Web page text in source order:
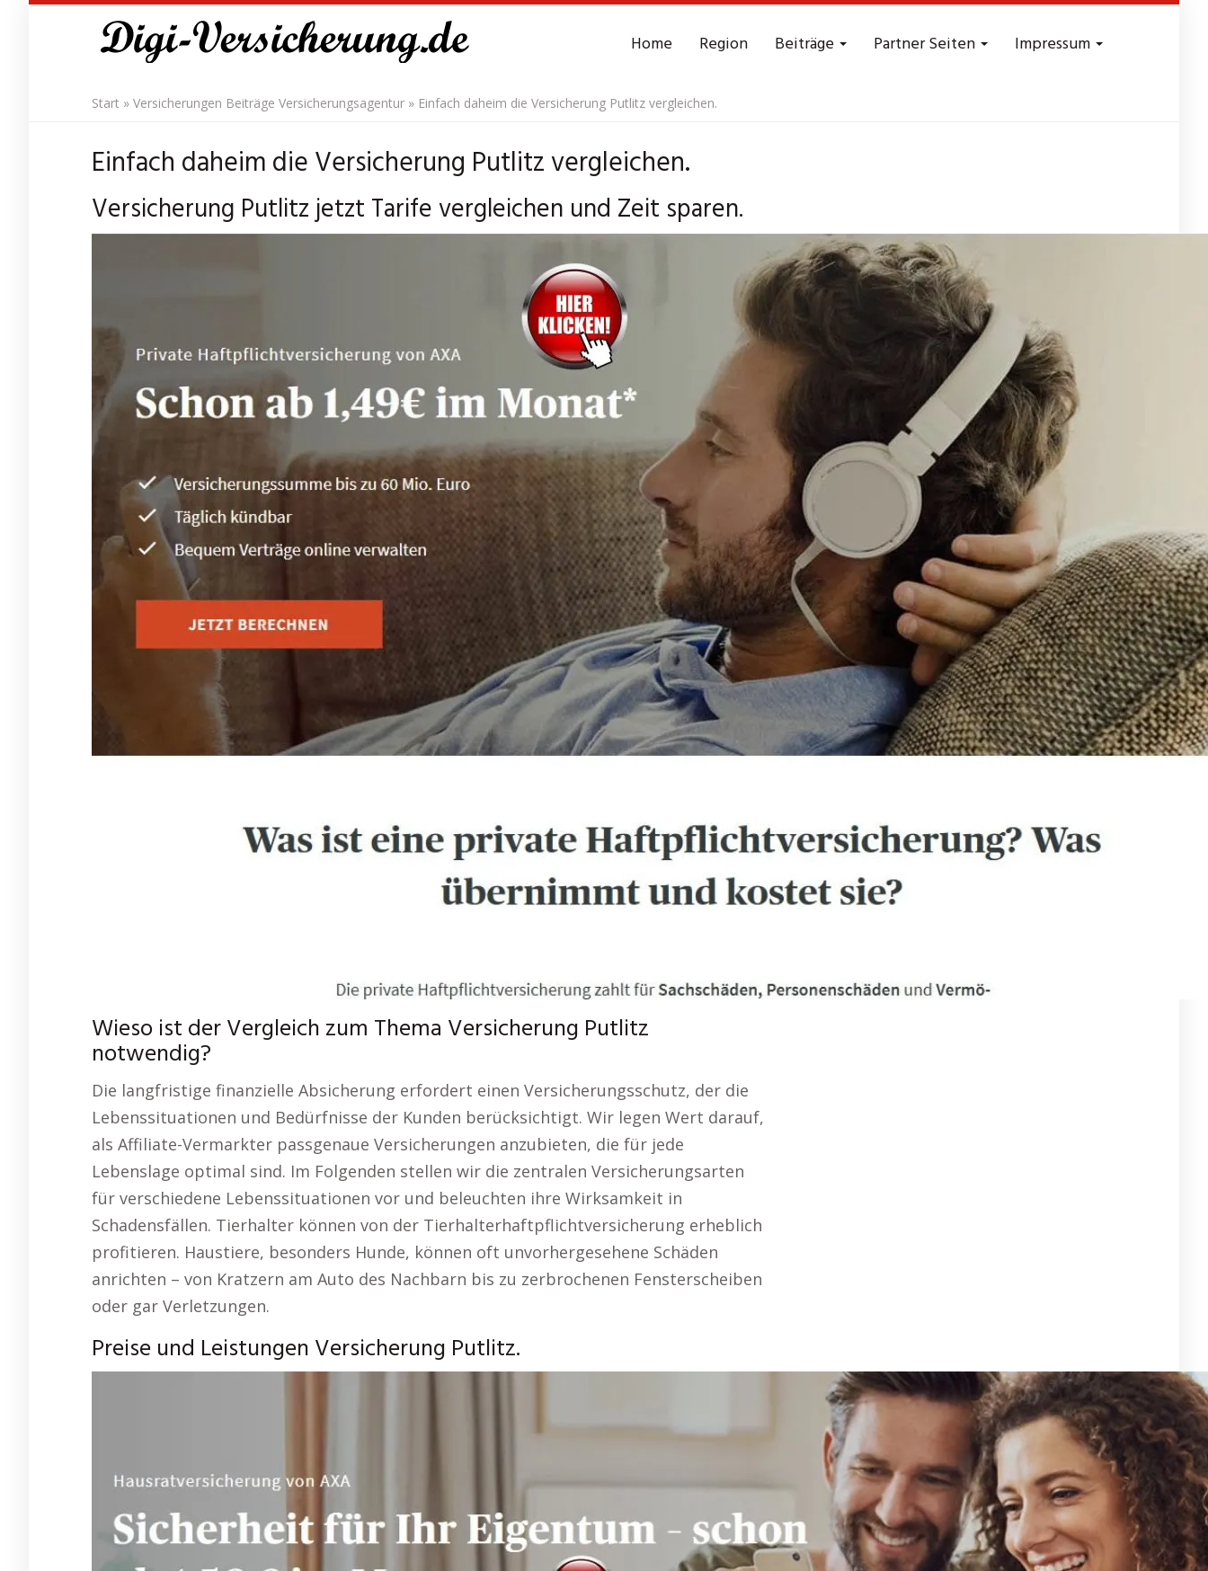
Home Region Beiträge Partner Seiten Impressum
Start » Versicherungen Beiträge Versicherungsagentur » Einfach daheim die Versicherung Putlitz vergleichen.
Einfach daheim die Versicherung Putlitz vergleichen.
Versicherung Putlitz jetzt Tarife vergleichen und Zeit sparen.
Wieso ist der Vergleich zum Thema Versicherung Putlitz
notwendig?
Die langfristige finanzielle Absicherung erfordert einen Versicherungsschutz, der die
Lebenssituationen und Bedürfnisse der Kunden berücksichtigt. Wir legen Wert darauf,
als Affiliate-Vermarkter passgenaue Versicherungen anzubieten, die für jede
Lebenslage optimal sind. Im Folgenden stellen wir die zentralen Versicherungsarten
für verschiedene Lebenssituationen vor und beleuchten ihre Wirksamkeit in
Schadensfällen. Tierhalter können von der Tierhalterhaftpflichtversicherung erheblich
profitieren. Haustiere, besonders Hunde, können oft unvorhergesehene Schäden
anrichten – von Kratzern am Auto des Nachbarn bis zu zerbrochenen Fensterscheiben
oder gar Verletzungen.
Preise und Leistungen Versicherung Putlitz.